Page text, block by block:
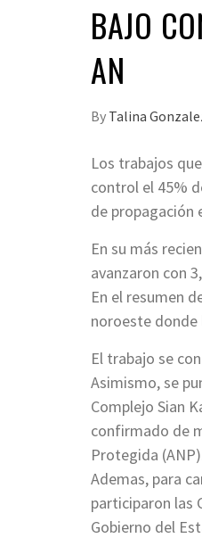
BAJO
AN
By Talina
Los trabajos
control el 45%
de propagación
En su más
avanzaron con
En el resumen
noroeste donde
El trabajo se
Asimismo, se
Complejo Sian
confirmado de
Protegida
Ademas, para
participaron las
Gobierno del